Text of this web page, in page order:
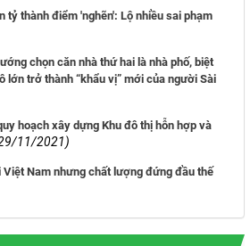
tỷ thành điểm 'nghẽn': Lộ nhiều sai phạm
chọn căn nhà thứ hai là nhà phố, biệt
lớn trở thành “khẩu vị” mới của người Sài
hoạch xây dựng Khu đô thị hỗn hợp và
11/2021)
Việt Nam nhưng chất lượng đứng đầu thế